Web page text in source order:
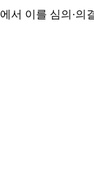
서 이를 심의·의